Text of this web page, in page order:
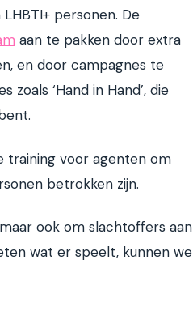
personen. De
aan te pakken door extra
en door campagnes te
‘Hand in Hand’, die
training voor agenten om
betrokken zijn.
ook om slachtoffers aan
wat er speelt, kunnen we